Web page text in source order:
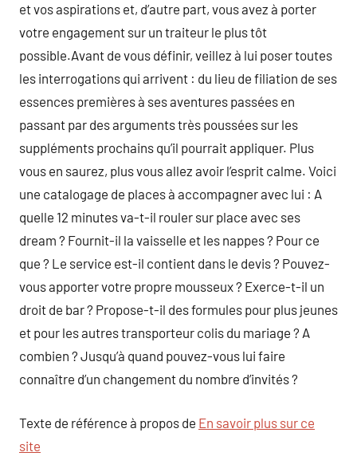
et vos aspirations et, d’autre part, vous avez à porter
votre engagement sur un traiteur le plus tôt
possible.Avant de vous définir, veillez à lui poser toutes
les interrogations qui arrivent : du lieu de filiation de ses
essences premières à ses aventures passées en
passant par des arguments très poussées sur les
suppléments prochains qu’il pourrait appliquer. Plus
vous en saurez, plus vous allez avoir l’esprit calme. Voici
une catalogage de places à accompagner avec lui : A
quelle 12 minutes va-t-il rouler sur place avec ses
dream ? Fournit-il la vaisselle et les nappes ? Pour ce
que ? Le service est-il contient dans le devis ? Pouvez-
vous apporter votre propre mousseux ? Exerce-t-il un
droit de bar ? Propose-t-il des formules pour plus jeunes
et pour les autres transporteur colis du mariage ? A
combien ? Jusqu’à quand pouvez-vous lui faire
connaître d’un changement du nombre d’invités ?
Texte de référence à propos de En savoir plus sur ce
site